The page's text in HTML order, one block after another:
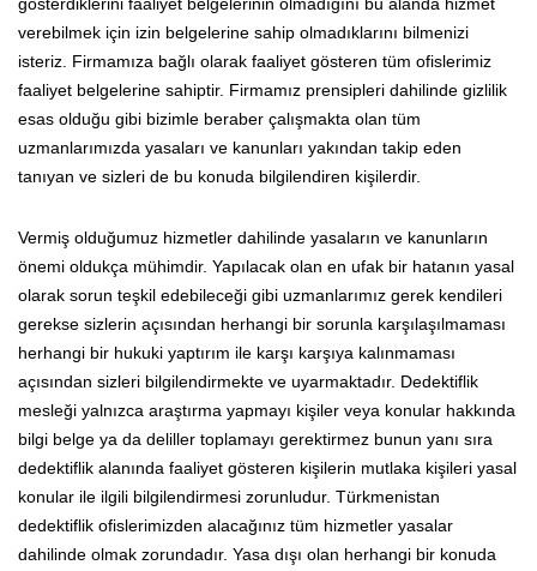
verebilmek için izin belgelerine sahip olmadıklarını bilmenizi
isteriz. Firmamıza bağlı olarak faaliyet gösteren tüm ofislerimiz
faaliyet belgelerine sahiptir. Firmamız prensipleri dahilinde gizlilik
esas olduğu gibi bizimle beraber çalışmakta olan tüm
uzmanlarımızda yasaları ve kanunları yakından takip eden
tanıyan ve sizleri de bu konuda bilgilendiren kişilerdir.
Vermiş olduğumuz hizmetler dahilinde yasaların ve kanunların
önemi oldukça mühimdir. Yapılacak olan en ufak bir hatanın yasal
olarak sorun teşkil edebileceği gibi uzmanlarımız gerek kendileri
gerekse sizlerin açısından herhangi bir sorunla karşılaşılmaması
herhangi bir hukuki yaptırım ile karşı karşıya kalınmaması
açısından sizleri bilgilendirmekte ve uyarmaktadır. Dedektiflik
mesleği yalnızca araştırma yapmayı kişiler veya konular hakkında
bilgi belge ya da deliller toplamayı gerektirmez bunun yanı sıra
dedektiflik alanında faaliyet gösteren kişilerin mutlaka kişileri yasal
konular ile ilgili bilgilendirmesi zorunludur. Türkmenistan
dedektiflik ofislerimizden alacağınız tüm hizmetler yasalar
dahilinde olmak zorundadır. Yasa dışı olan herhangi bir konuda